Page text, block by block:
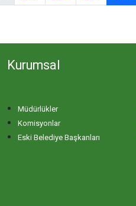
Kurumsal
Müdürlükler
Komisyonlar
Eski Belediye Başkanları